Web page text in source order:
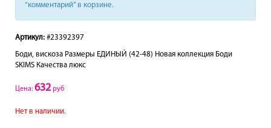
“комментарий” в корзине.
Артикул: #23392397
Боди, вискоза Размеры ЕДИНЫЙ (42-48) Новая коллекция Боди
SKIMS Качества люкс
Цена: 632 руб
Нет в наличии.